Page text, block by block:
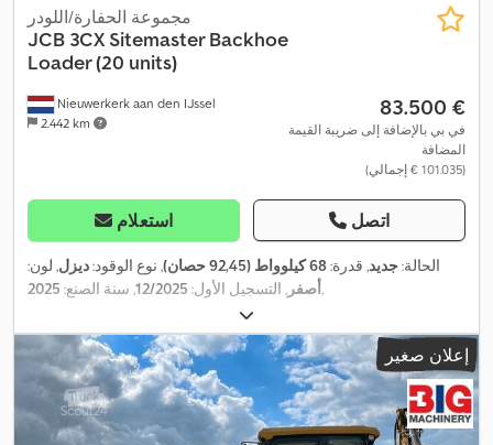
Nieuwerkerk aan den IJssel
2.442 km
مجموعة الحفارة/اللودر
JCB 3CX Sitemaster Backhoe
Loader (20 units)
‏83.500 €
في بي بالإضافة إلى ضريبة القيمة
المضافة
(‏101.035 € إجمالي)
استعلام اتصل
الحالة:جديد, قدرة:68 كيلوواط (92,45 حصان) , نوع الوقود:ديزل, لون:
أصفر , التسجيل الأول: 12/2025, سنة الصنع: 2025 ,
إعلان صغير